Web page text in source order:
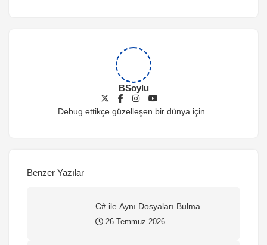
BSoylu
Debug ettikçe güzelleşen bir dünya için..
Benzer Yazılar
C# ile Aynı Dosyaları Bulma
26 Temmuz 2026